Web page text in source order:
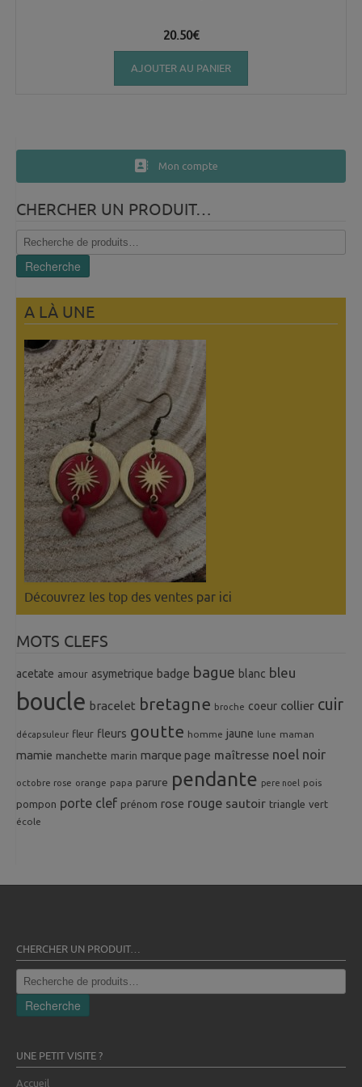
20.50€
AJOUTER AU PANIER
Mon compte
CHERCHER UN PRODUIT…
Recherche
pour :
Recherche
A LÀ UNE
Découvrez les top des ventes par ici
MOTS CLEFS
acetate amour asymetrique badge bague blanc bleu
boucle bracelet bretagne broche coeur collier cuir
décapsuleur fleur fleurs goutte homme jaune lune maman
mamie manchette marin marque page maîtresse noel noir
octobre rose orange papa parure pendante pere noel pois
pompon porte clef prénom rose rouge sautoir triangle vert
école
CHERCHER UN PRODUIT…
Recherche
pour :
Recherche
UNE PETIT VISITE ?
Accueil